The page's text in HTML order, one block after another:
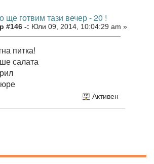
ще готвим тази вечер - 20 !
#146 -: Юли 09, 2014, 10:04:29 am »
питка!
салата
Активен